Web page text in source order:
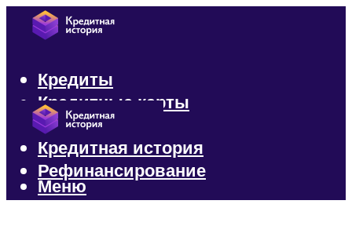
Кредиты
Кредитные карты
Микрозаймы
Кредитная история
Рефинансирование
Меню